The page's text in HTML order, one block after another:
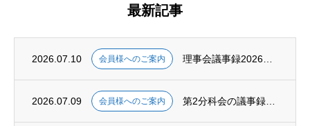
最新記事
2026.07.10 会員様へのご案内
2026.07.09 会員様へのご案内